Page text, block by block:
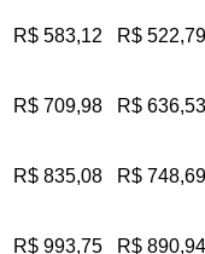
R$ 583,12 R$ 522,79
R$ 709,98 R$ 636,53
R$ 835,08 R$ 748,69
R$ 993,75 R$ 890,94